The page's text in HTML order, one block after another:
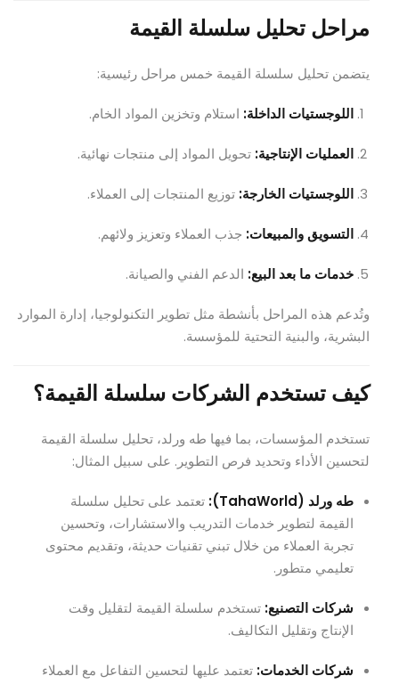
مراحل تحليل سلسلة القيمة
يتضمن تحليل سلسلة القيمة خمس مراحل رئيسية:
اللوجستيات الداخلة: استلام وتخزين المواد الخام.
العمليات الإنتاجية: تحويل المواد إلى منتجات نهائية.
اللوجستيات الخارجة: توزيع المنتجات إلى العملاء.
التسويق والمبيعات: جذب العملاء وتعزيز ولائهم.
خدمات ما بعد البيع: الدعم الفني والصيانة.
وتُدعم هذه المراحل بأنشطة مثل تطوير التكنولوجيا، إدارة الموارد
البشرية، والبنية التحتية للمؤسسة.
كيف تستخدم الشركات سلسلة القيمة؟
تستخدم المؤسسات، بما فيها طه ورلد، تحليل سلسلة القيمة
لتحسين الأداء وتحديد فرص التطوير. على سبيل المثال:
طه ورلد (TahaWorld):
تعتمد على تحليل سلسلة
القيمة لتطوير خدمات التدريب والاستشارات، وتحسين
تجربة العملاء من خلال تبني تقنيات حديثة، وتقديم محتوى
تعليمي متطور.
شركات التصنيع: تستخدم سلسلة القيمة لتقليل وقت
الإنتاج وتقليل التكاليف.
شركات الخدمات: تعتمد عليها لتحسين التفاعل مع العملاء